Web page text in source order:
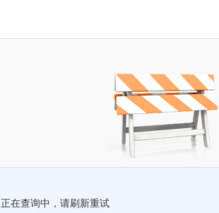
正在查询中，请刷新重试